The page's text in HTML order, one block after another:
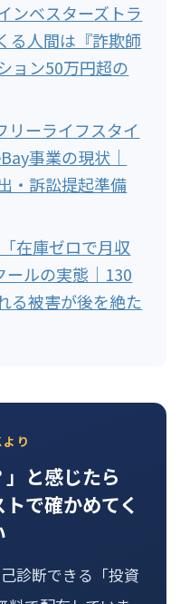
ンベスターズトラ
る人間は『詐欺師
ョン50万円超の
リーライフスタイ
事業の現状｜
・訴訟提起準備
在庫ゼロで月収
ールの実態｜130
る被害が後を絶た
り
」と感じたら
で確かめてく
診断できる「投資